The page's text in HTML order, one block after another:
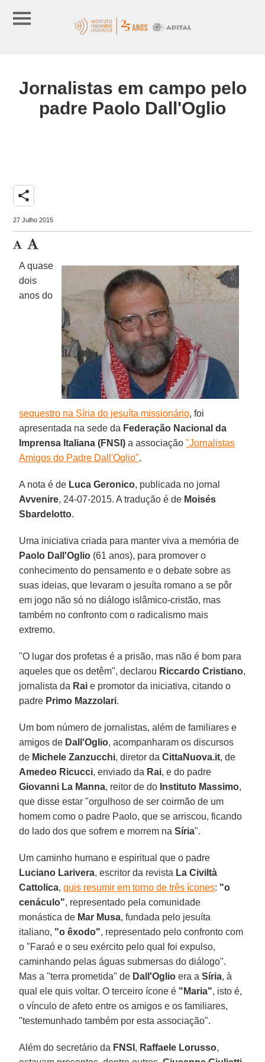
Jornalistas em campo pelo
padre Paolo Dall'Oglio
share
27 Julho 2015
A quase
dois
anos do
sequestro na Síria do jesuíta missionário, foi
apresentada na sede da Federação Nacional da
Imprensa Italiana (FNSI) a associação"Jornalistas
Amigos do Padre Dall'Oglio".
A nota é de Luca Geronico, publicada no jornal
Avvenire, 24-07-2015. A tradução é de Moisés
Sbardelotto.
Uma iniciativa criada para manter viva a memória de
Paolo Dall'Oglio (61 anos), para promover o
conhecimento do pensamento e o debate sobre as
suas ideias, que levaram o jesuíta romano a se pôr
em jogo não só no diálogo islâmico-cristão, mas
também no confronto com o radicalismo mais
extremo.
"O lugar dos profetas é a prisão, mas não é bom para
aqueles que os detêm", declarou Riccardo Cristiano,
jornalista da Rai e promotor da iniciativa, citando o
padre Primo Mazzolari.
Um bom número de jornalistas, além de familiares e
amigos de Dall'Oglio, acompanharam os discursos
de Michele Zanzucchi, diretor daCittaNuova.it, de
Amedeo Ricucci, enviado da Rai, e do padre
Giovanni La Manna, reitor de do Instituto Massimo,
que disse estar "orgulhoso de ser coirmão de um
homem como o padre Paolo, que se arriscou, ficando
do lado dos que sofrem e morrem naSíria".
Um caminho humano e espiritual que o padre
Luciano Larivera, escritor da revista La Civiltà
Cattolica,quis resumir em torno de três ícones: "o
cenáculo", representado pela comunidade
monástica de Mar Musa, fundada pelo jesuíta
italiano, "o êxodo", representado pelo confronto com
o "Faraó e o seu exército pelo qual foi expulso,
caminhando pelas águas submersas do diálogo".
Mas a "terra prometida" de Dall'Oglio era aSíria, à
qual ele quis voltar. O terceiro ícone é "Maria", isto é,
o vínculo de afeto entre os amigos e os familiares,
"testemunhado também por esta associação".
Além do secretário da FNSI , Raffaele Lorusso,